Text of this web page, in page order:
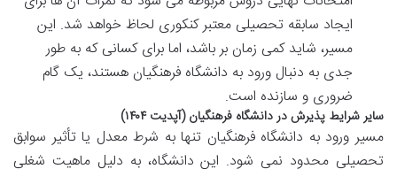
ایجاد سابقه تحصیلی معتبر کنکوری لحاظ خواهد شد. این
مسیر، شاید کمی زمان بر باشد، اما برای کسانی که به طور
جدی به دنبال ورود به دانشگاه فرهنگیان هستند، یک گام
ضروری و سازنده است.
سایر شرایط پذیرش در دانشگاه فرهنگیان (آپدیت ۱۴۰۴)
مسیر ورود به دانشگاه فرهنگیان تنها به شرط معدل یا تأثیر سوابق
تحصیلی محدود نمی شود. این دانشگاه، به دلیل ماهیت شغلی